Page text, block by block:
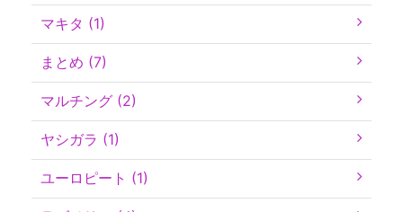
マキタ (1)
まとめ (7)
マルチング (2)
ヤシガラ (1)
ユーロピート (1)